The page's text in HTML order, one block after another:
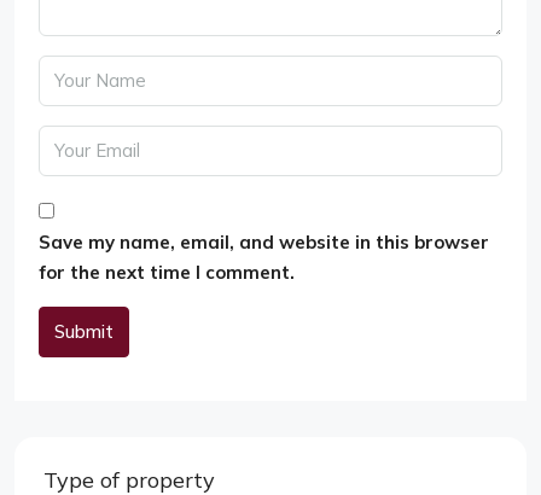
Save my name, email, and website in this browser
for the next time I comment.
Submit
Type of property